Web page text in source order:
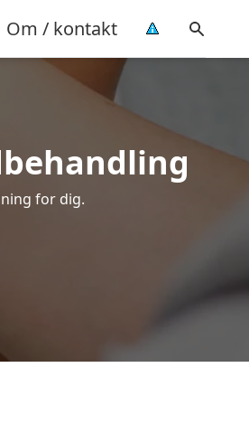
Om / kontakt
for dig.